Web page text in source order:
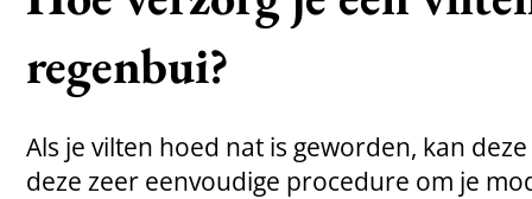
regenbui?
Als je vilten hoed nat is geworden, kan
deze zeer eenvoudige procedure om je